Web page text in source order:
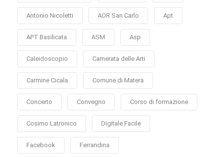
Antonio Nicoletti AOR San Carlo Apt
APT Basilicata ASM Asp
Caleidoscopio Camerata delle Arti
Carmine Cicala Comune di Matera
Concerto Convegno Corso di formazione
Cosimo Latronico Digitale Facile
Facebook Ferrandina